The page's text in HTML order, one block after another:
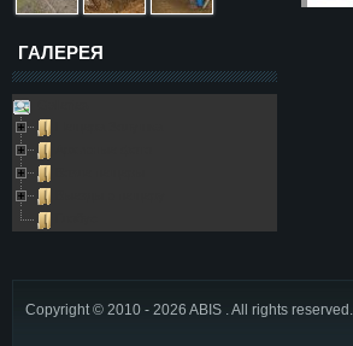
ГАЛЕРЕЯ
Copyright © 2010 - 2026 ABIS . All rights reserved.